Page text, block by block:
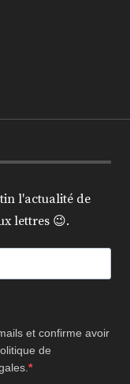
l'actualité de
lettres 😉.
et confirme avoir
de